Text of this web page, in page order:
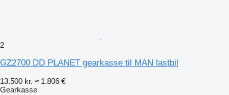
2
GZ2700 DD PLANET gearkasse til MAN lastbil
13.500 kr. ≈ 1.806 €
Gearkasse